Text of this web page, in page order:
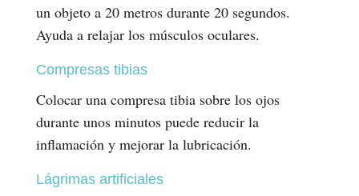
un objeto a 20 metros durante 20 segundos.
Ayuda a relajar los músculos oculares.
Compresas tibias
Colocar una compresa tibia sobre los ojos
durante unos minutos puede reducir la
inflamación y mejorar la lubricación.
Lágrimas artificiales